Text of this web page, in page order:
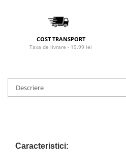
COST TRANSPORT
Taxa de livrare - 19.99 lei
Descriere
Caracteristici: